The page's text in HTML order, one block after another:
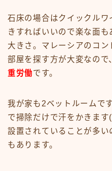
石床の場合はクイックルワ
きすればいいので楽な面
大きさ。マレーシアのコ
部屋を探す方が大変なので
重労働です。
我が家も2ベットルームで
で掃除だけで汗をかきま
設置されていることが多
もあります。